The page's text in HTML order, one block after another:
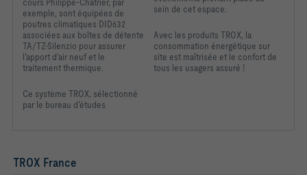
exemple, sont équipées de
poutres climatiques DID632
associées aux boîtes de détente
TA/TZ-Silenzio pour assurer
l’apport d’air neuf et le
traitement thermique.
Ce système TROX, sélectionné
par le bureau d’études
sein de cet espace.
Avec les produits TROX, la
consommation énergétique sur
site est maîtrisée et le confort de
tous les usagers assuré !
TROX France